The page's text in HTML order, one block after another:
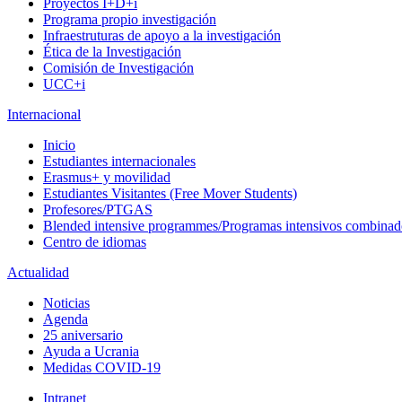
Proyectos I+D+i
Programa propio investigación
Infraestruturas de apoyo a la investigación
Ética de la Investigación
Comisión de Investigación
UCC+i
Internacional
Inicio
Estudiantes internacionales
Erasmus+ y movilidad
Estudiantes Visitantes (Free Mover Students)
Profesores/PTGAS
Blended intensive programmes/Programas intensivos
Centro de idiomas
Actualidad
Noticias
Agenda
25 aniversario
Ayuda a Ucrania
Medidas COVID-19
Intranet